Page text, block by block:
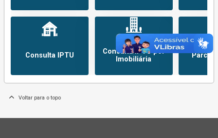
Consulta IPTU
Consulta IPTU por
Imobiliária
Voltar para o topo